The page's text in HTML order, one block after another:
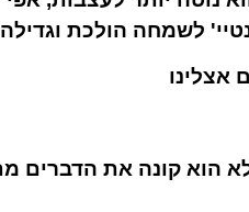
לשמחה הולכת
אצלינו
הוא קונה את הדברים